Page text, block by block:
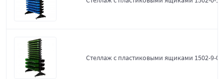
Стеллаж с пластиковыми ящиками 1502-9-0-